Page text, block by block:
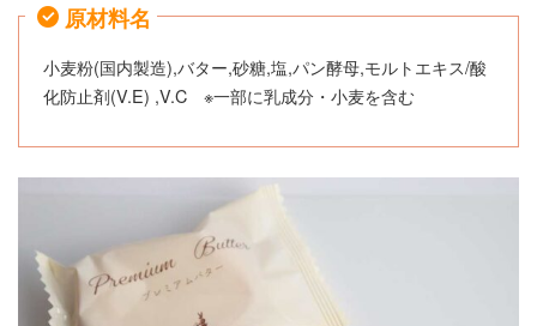
原材料名
小麦粉(国内製造),バター,砂糖,塩,パン酵母,モルトエキス/酸
化防止剤(V.E) ,V.C ※一部に乳成分・小麦を含む